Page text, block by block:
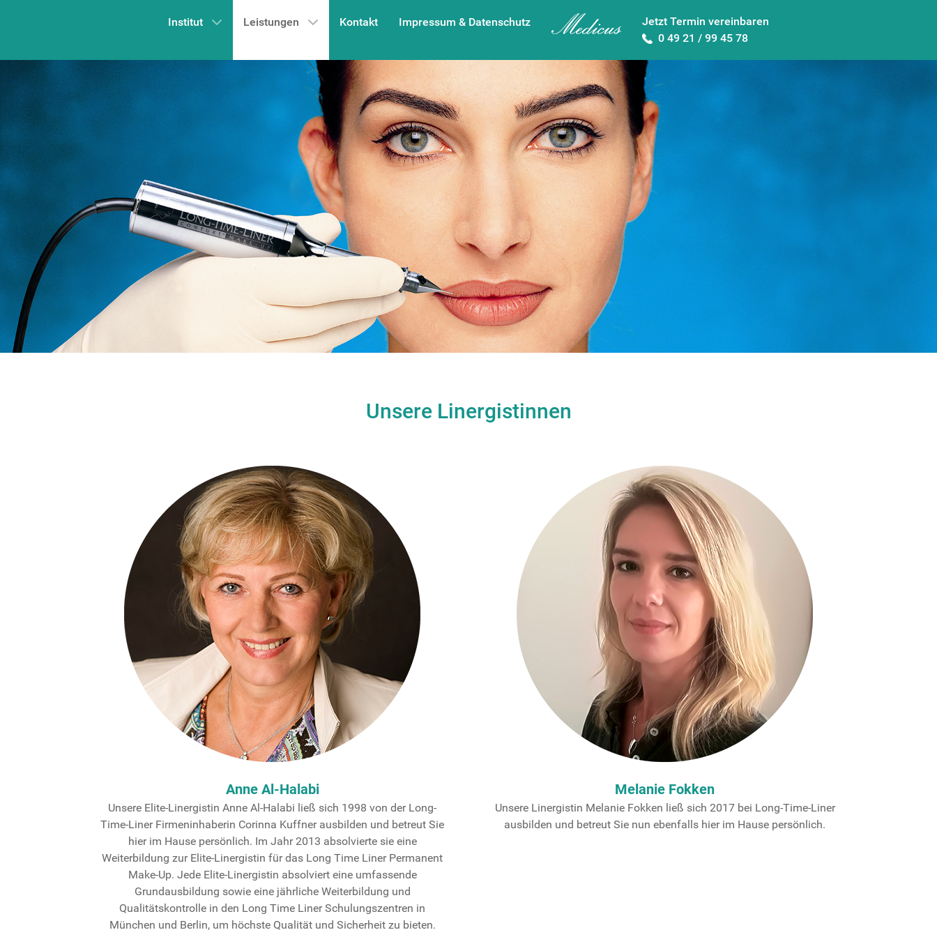
Institut Leistungen Kontakt Impressum & Datenschutz
Jetzt Termin vereinbaren
0 49 21 / 99 45 78
Unsere Linergistinnen
Anne Al-Halabi
Unsere Elite-Linergistin Anne Al-Halabi ließ sich 1998 von der Long-
Time-Liner Firmeninhaberin Corinna Kuffner ausbilden und betreut Sie
hier im Hause persönlich. Im Jahr 2013 absolvierte sie eine
Weiterbildung zur Elite-Linergistin für das Long Time Liner Permanent
Make-Up. Jede Elite-Linergistin absolviert eine umfassende
Grundausbildung sowie eine jährliche Weiterbildung und
Qualitätskontrolle in den Long Time Liner Schulungszentren in
München und Berlin, um höchste Qualität und Sicherheit zu bieten.
Melanie Fokken
Unsere Linergistin Melanie Fokken ließ sich 2017 bei Long-Time-Liner
ausbilden und betreut Sie nun ebenfalls hier im Hause persönlich.